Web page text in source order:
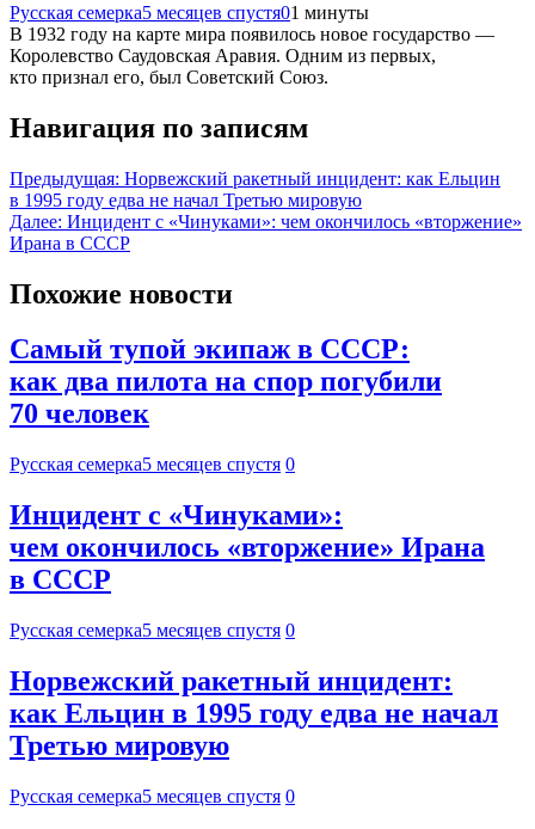
Русская семерка5 месяцев спустя01 минуты
В 1932 году на карте мира появилось новое государство —
Королевство Саудовская Аравия. Одним из первых,
кто признал его, был Советский Союз.
Навигация по записям
Предыдущая: Норвежский ракетный инцидент: как Ельцин
в 1995 году едва не начал Третью мировую
Далее: Инцидент с «Чинуками»: чем окончилось «вторжение»
Ирана в СССР
Похожие новости
Самый тупой экипаж в СССР:
как два пилота на спор погубили
70 человек
Русская семерка5 месяцев спустя 0
Инцидент с «Чинуками»:
чем окончилось «вторжение» Ирана
в СССР
Русская семерка5 месяцев спустя 0
Норвежский ракетный инцидент:
как Ельцин в 1995 году едва не начал
Третью мировую
Русская семерка5 месяцев спустя 0